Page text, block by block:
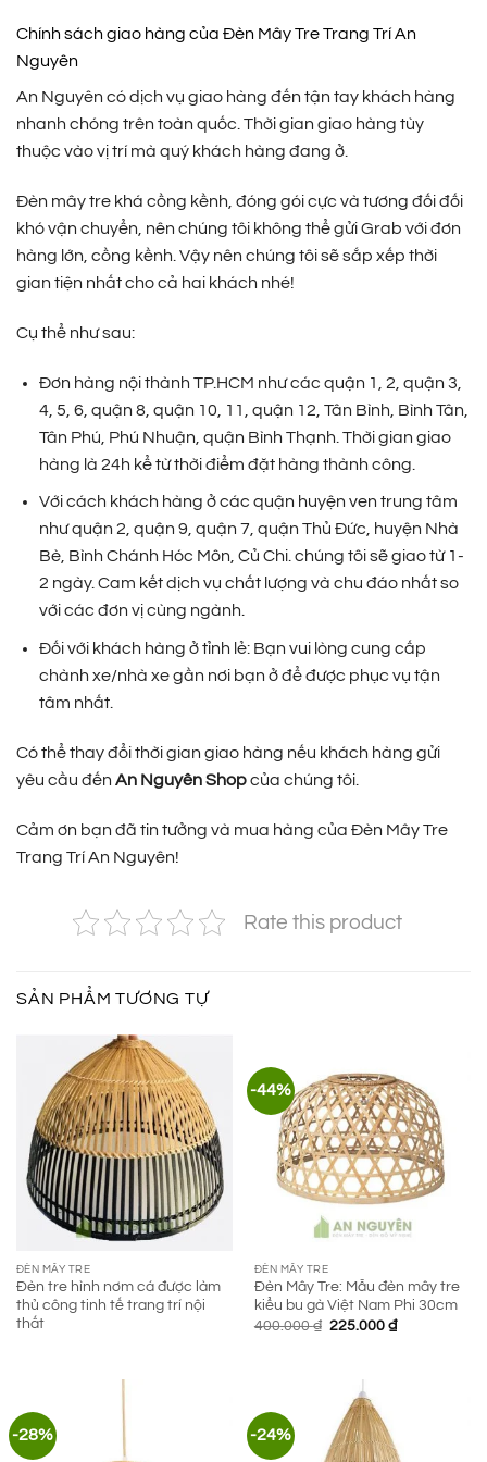
Chính sách giao hàng của Đèn Mây Tre Trang Trí An
Nguyên
An Nguyên có dịch vụ giao hàng đến tận tay khách hàng
nhanh chóng trên toàn quốc. Thời gian giao hàng tùy
thuộc vào vị trí mà quý khách hàng đang ở.
Đèn mây tre khá cồng kềnh, đóng gói cực và tương đối đối
khó vận chuyển, nên chúng tôi không thể gửi Grab với đơn
hàng lớn, cồng kềnh. Vậy nên chúng tôi sẽ sắp xếp thời
gian tiện nhất cho cả hai khách nhé!
Cụ thể như sau:
Đơn hàng nội thành TP.HCM như các quận 1, 2, quận 3,
4, 5, 6, quận 8, quận 10, 11, quận 12, Tân Bình, Bình Tân,
Tân Phú, Phú Nhuận, quận Bình Thạnh. Thời gian giao
hàng là 24h kể từ thời điểm đặt hàng thành công.
Với cách khách hàng ở các quận huyện ven trung tâm
như quận 2, quận 9, quận 7, quận Thủ Đức, huyện Nhà
Bè, Bình Chánh Hóc Môn, Củ Chi. chúng tôi sẽ giao từ 1-
2 ngày. Cam kết dịch vụ chất lượng và chu đáo nhất so
với các đơn vị cùng ngành.
Đối với khách hàng ở tỉnh lẻ: Bạn vui lòng cung cấp
chành xe/nhà xe gần nơi bạn ở để được phục vụ tận
tâm nhất.
Có thể thay đổi thời gian giao hàng nếu khách hàng gửi
yêu cầu đến An Nguyên Shopcủa chúng tôi.
Cảm ơn bạn đã tin tưởng và mua hàng của Đèn Mây Tre
Trang Trí An Nguyên!
Rate this product
SẢN PHẨM TƯƠNG TỰ
ĐÈN MÂY TRE
Đèn tre hình nơm cá được làm
thủ công tinh tế trang trí nội
thất
-44%
ĐÈN MÂY TRE
Đèn Mây Tre: Mẫu đèn mây tre
kiểu bu gà Việt Nam Phi 30cm
400.000₫ Giá
225.000 ₫Giá
-28% -24%